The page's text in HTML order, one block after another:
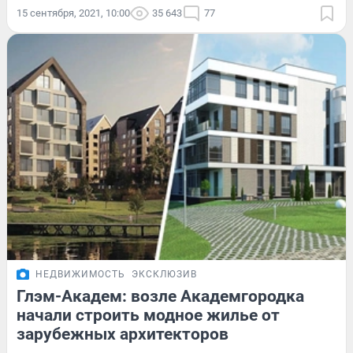
15 сентября, 2021, 10:00 35 643 77
НЕДВИЖИМОСТЬ ЭКСКЛЮЗИВ
Глэм-Академ: возле Академгородка
начали строить модное жилье от
зарубежных архитекторов